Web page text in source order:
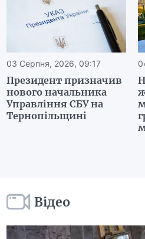
03 Серпня, 2026, 09:17
Президент призначив
нового начальника
Управління СБУ на
Тернопільщині
Відео